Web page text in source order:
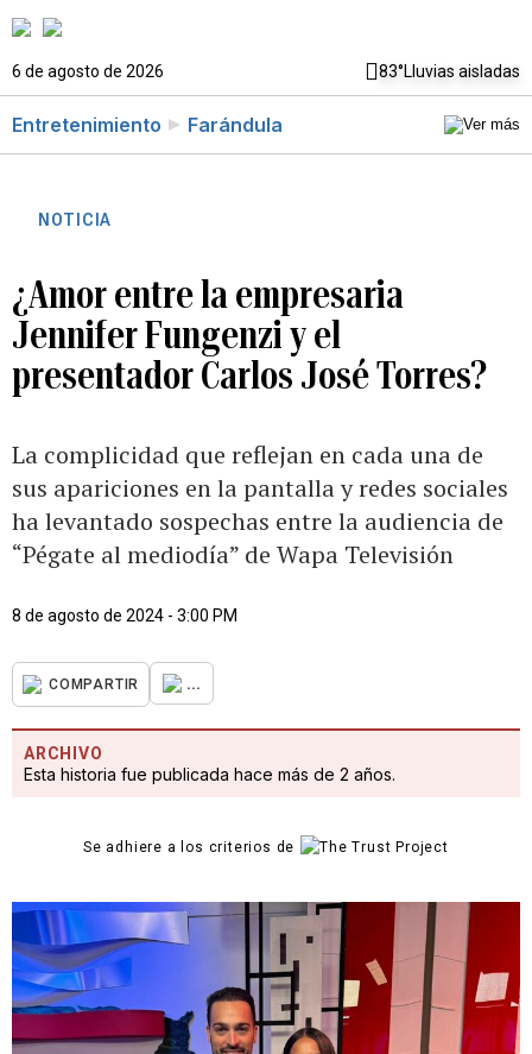
6 de agosto de 2026 83°Lluvias aisladas
Entretenimiento Farándula
NOTICIA
¿Amor entre la empresaria
Jennifer Fungenzi y el
presentador Carlos José Torres?
La complicidad que reflejan en cada una de
sus apariciones en la pantalla y redes sociales
ha levantado sospechas entre la audiencia de
“Pégate al mediodía” de Wapa Televisión
8 de agosto de 2024 - 3:00 PM
COMPARTIR ...
ARCHIVO
Esta historia fue publicada hace más de 2 años.
Se adhiere a los criterios de